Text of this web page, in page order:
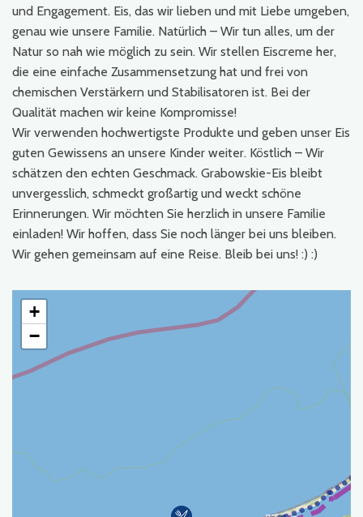
und Engagement. Eis, das wir lieben und mit Liebe umgeben,
genau wie unsere Familie. Natürlich – Wir tun alles, um der
Natur so nah wie möglich zu sein. Wir stellen Eiscreme her,
die eine einfache Zusammensetzung hat und frei von
chemischen Verstärkern und Stabilisatoren ist. Bei der
Qualität machen wir keine Kompromisse!
Wir verwenden hochwertigste Produkte und geben unser Eis
guten Gewissens an unsere Kinder weiter. Köstlich – Wir
schätzen den echten Geschmack. Grabowskie-Eis bleibt
unvergesslich, schmeckt großartig und weckt schöne
Erinnerungen. Wir möchten Sie herzlich in unsere Familie
einladen! Wir hoffen, dass Sie noch länger bei uns bleiben.
Wir gehen gemeinsam auf eine Reise. Bleib bei uns! :) :)
+
−